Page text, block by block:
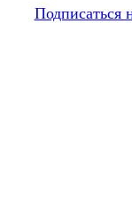
Подписаться